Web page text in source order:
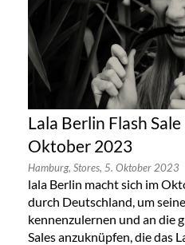
Lala Berlin Flash
Oktober 2023
Hamburg, Stores, 5. Oktober 2023
lala Berlin macht sich im
durch Deutschland, um
kennenzulernen und an die
Sales anzuknüpfen, die das